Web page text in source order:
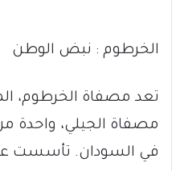
الخرطوم : نبض الوطن
تعد مصفاة الخرطوم،
مصفاة الجيلي، واحدة